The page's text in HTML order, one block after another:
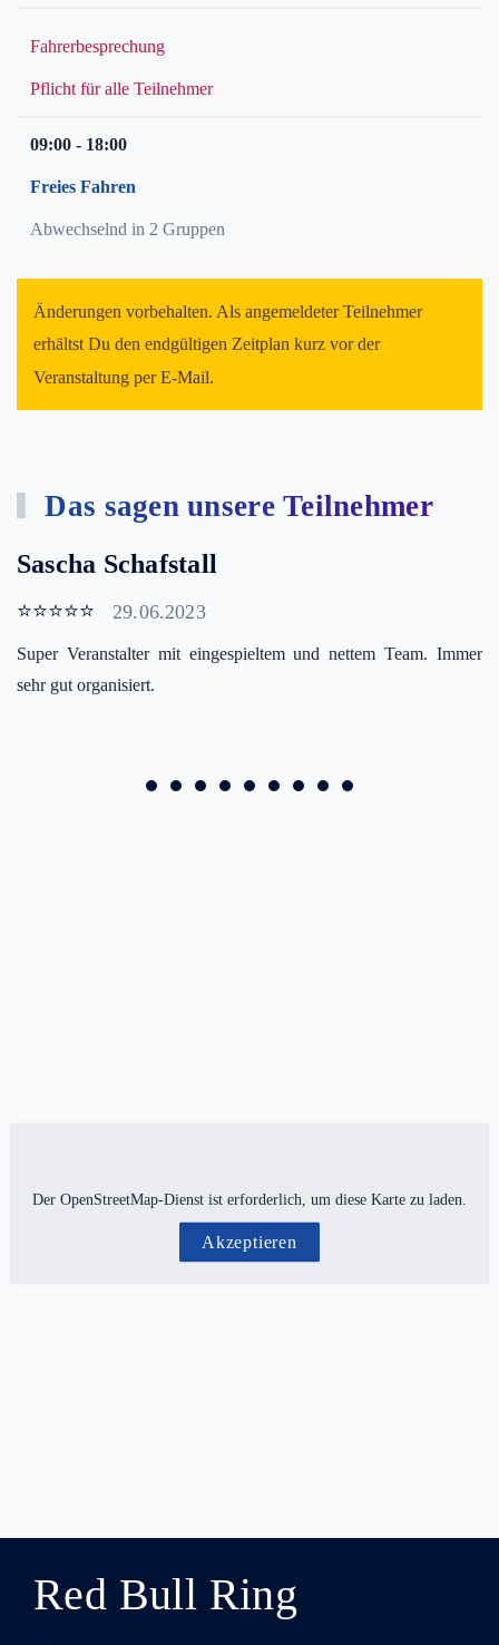
Fahrerbesprechung
Pflicht für alle Teilnehmer
09:00 - 18:00
Freies Fahren
Abwechselnd in 2 Gruppen
Änderungen vorbehalten. Als angemeldeter Teilnehmer
erhältst Du den endgültigen Zeitplan kurz vor der
Veranstaltung per E-Mail.
Das sagen unsere Teilnehmer
Sascha Schafstall
⭐⭐⭐⭐⭐ 29.06.2023
Super Veranstalter mit eingespieltem und nettem Team. Immer
sehr gut organisiert.
Der OpenStreetMap-Dienst ist erforderlich, um diese Karte zu laden.
Akzeptieren
Red Bull Ring